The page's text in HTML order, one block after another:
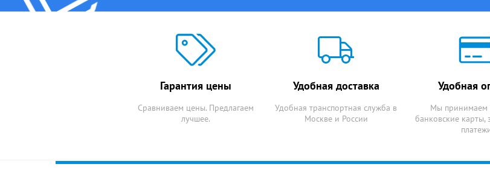
Гарантия цены
Сравниваем цены. Предлагаем
лучшее.
Удобная доставка
Удобная транспортная служба в
Москве и России
Удобная
Мы принимаем
банковские карты,